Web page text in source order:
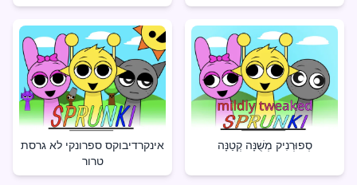
אינקרדיבוקס ספרונקי לא גרסת
טרור
סְפוּרְנִיק מְשֻׁנָּה קְטַנָּה